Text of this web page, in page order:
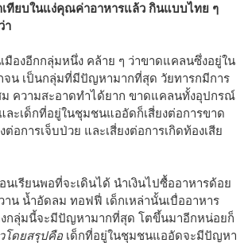
เทียบในแง่คุณค่าอาหารแล้ว กินแบบไทย ๆ
า
มืองอีกกลุ่มหนึ่ง คล้าย ๆ ว่าขาดแคลนซึ่งอยู่ใน
น เป็นกลุ่มที่มีปัญหามากที่สุด วัยทารกมีการ
ม ความสะอาดทำได้ยาก ขาดแคลนทั้งอุปกรณ์
ละเด็กที่อยู่ในชุมชนแออัดก็เสี่ยงต่อการขาด
อการเจ็บป่วย และเสี่ยงต่อการเกิดท้องเสีย
เรียนพอที่จะเดินได้ นำเงินไปซื้ออาหารด้อย
าน น้ำอัดลม ทอฟฟี่ เด็กเหล่านั้นเบื่ออาหาร
กลุ่มนี้จะมีปัญหามากที่สุด โตขึ้นมาอีกหน่อยก็
โดยสรุปคือ เด็กที่อยู่ในชุมชนแออัดจะมีปัญหา